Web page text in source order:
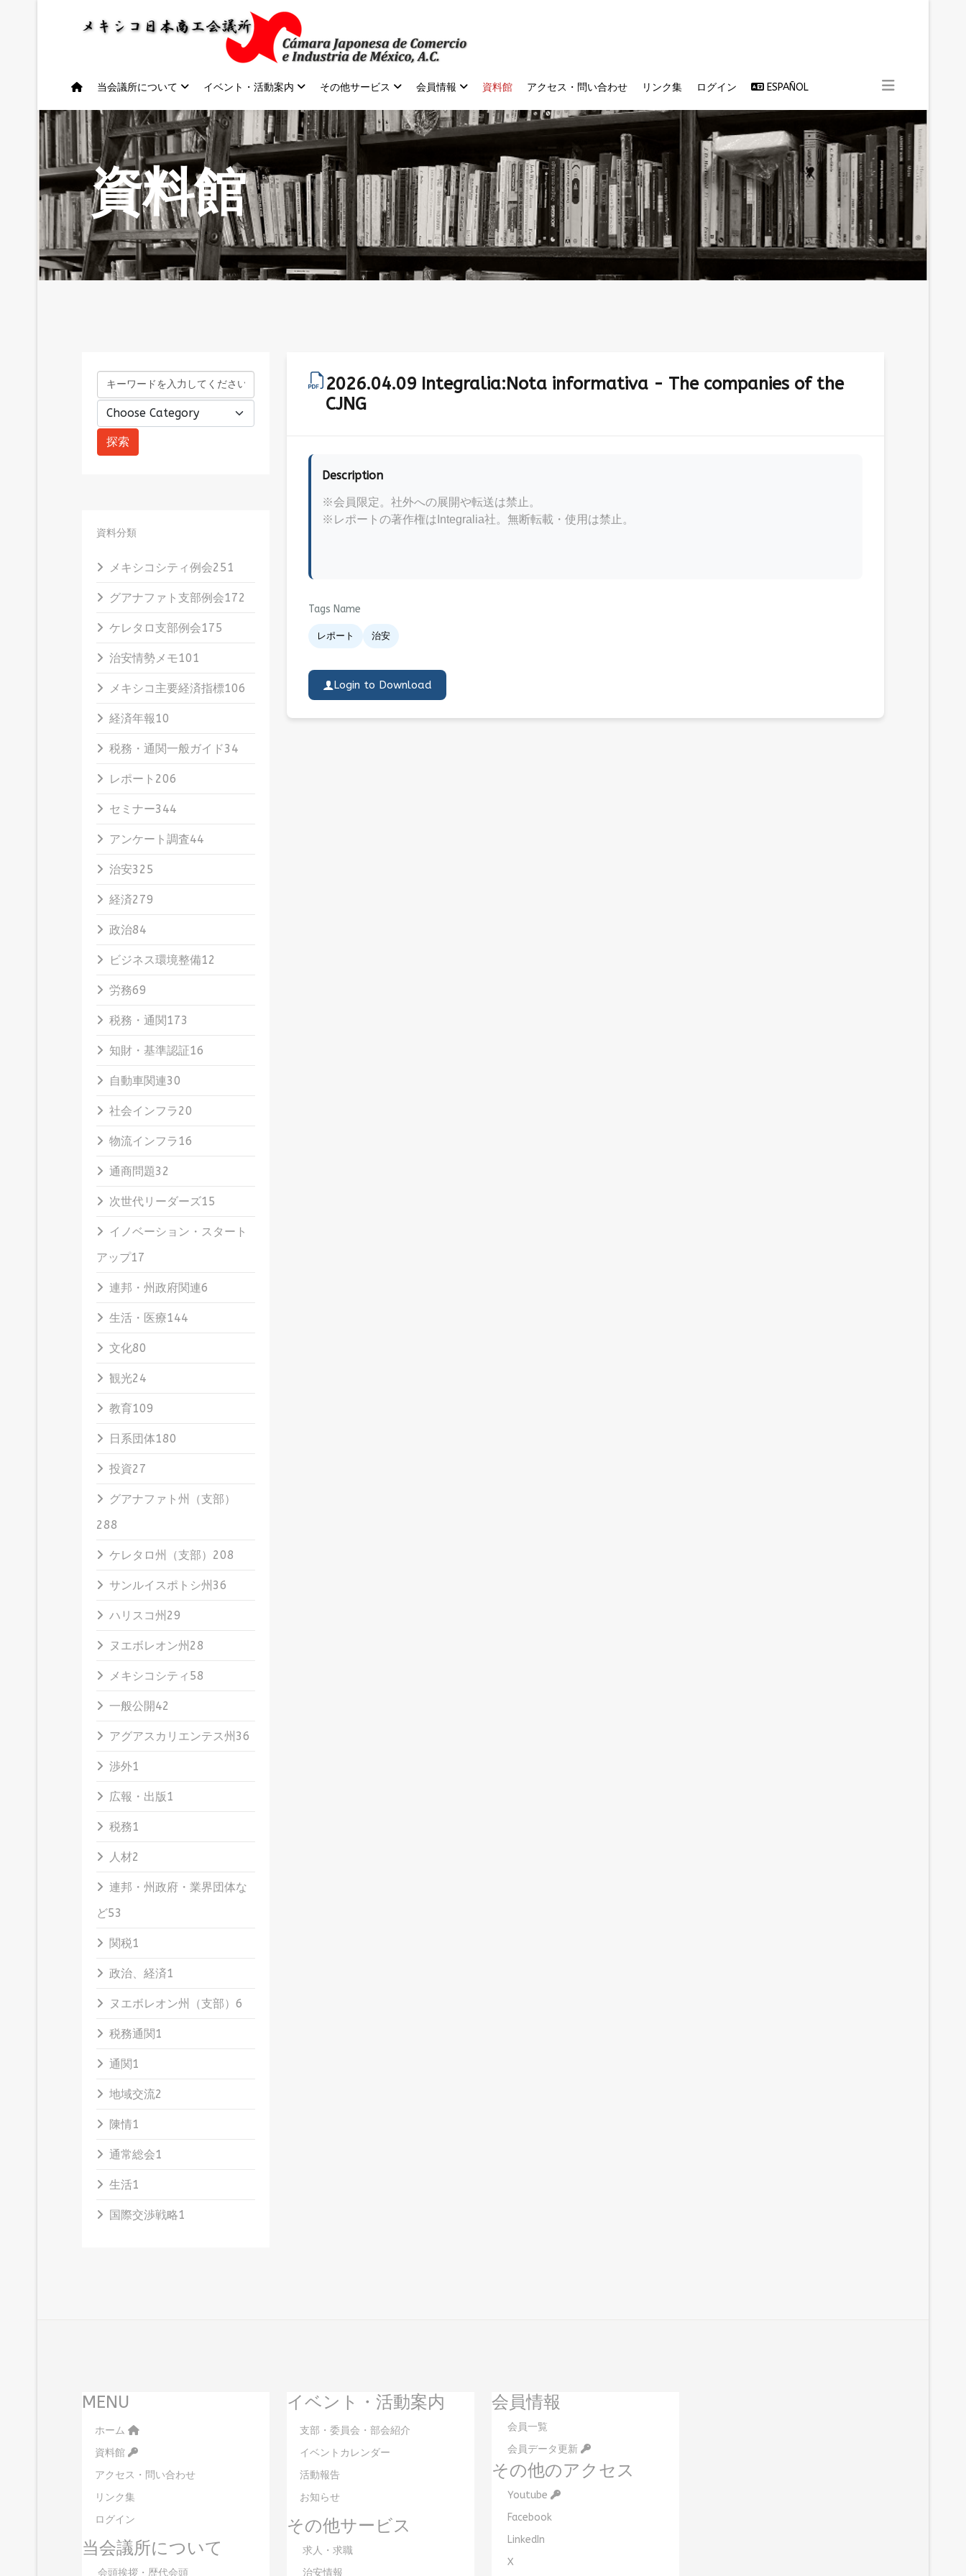
当会議所について イベント・活動案内 その他サービス 会員情報 資料館 アクセス・問い合わせ リンク集 ログイン ESPAÑOL
資料館
資料分類
メキシコシティ例会251
グアナファト支部例会172
ケレタロ支部例会175
治安情勢メモ101
メキシコ主要経済指標106
経済年報10
税務・通関一般ガイド34
レポート 206
セミナー344
アンケート調査44
治安325
経済279
政治84
ビジネス環境整備12
労務69
税務・通関173
知財・基準認証16
自動車関連30
社会インフラ20
物流インフラ16
通商問題32
次世代リーダーズ15
イノベーション・スタート
アップ17
連邦・州政府関連6
生活・医療144
文化80
観光24
教育109
日系団体180
投資27
グアナファト州（支部）
288
ケレタロ州（支部） 208
サンルイスポトシ州 36
ハリスコ州 29
ヌエボレオン州 28
メキシコシティ 58
一般公開42
アグアスカリエンテス州 36
渉外1
広報・出版1
税務1
人材2
連邦・州政府・業界団体な
ど53
関税1
政治、経済1
ヌエボレオン州（支部） 6
税務通関1
通関1
地域交流2
陳情1
通常総会1
生活1
国際交渉戦略1
2026.04.09 Integralia:Nota informativa - The companies of the
CJNG
Description
※会員限定。社外への展開や転送は禁止。
※ レポートの著作権は Integralia社。無断転載・使用は禁止。
Tags Name
レポート 治安
Login to Download
MENU
ホーム
資料館
アクセス・問い合わせ
リンク集
ログイン
当会議所について
会頭挨拶・歴代会頭
イベント・活動案内
支部・委員会・部会紹介
イベントカレンダー
活動報告
お知らせ
その他サービス
求人・求職
治安情報
会員情報
会員一覧
会員データ更新
その他のアクセス
Youtube
Facebook
LinkedIn
X